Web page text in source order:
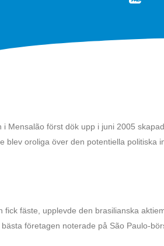
Mensalão först dök upp i juni 2005
blev oroliga över den potentiella politiska
fick fäste, upplevde den brasilianska
företagen noterade på São Paulo-